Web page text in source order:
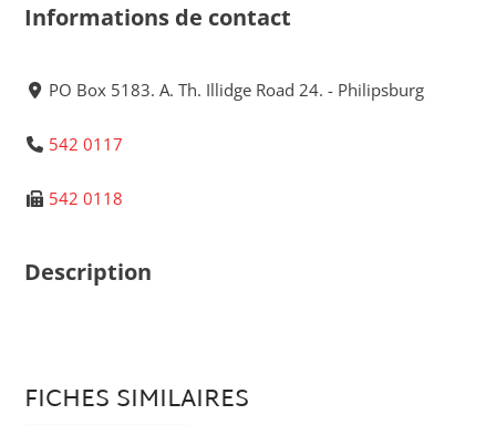
Informations de contact
PO Box 5183. A. Th. Illidge Road 24. - Philipsburg
542 0117
542 0118
Description
FICHES SIMILAIRES